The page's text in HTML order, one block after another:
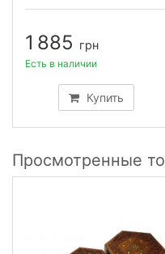
1 885 грн
Купить
Есть в наличии
Просмотренные